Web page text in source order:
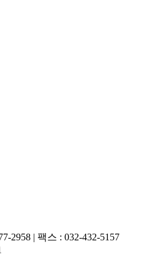
2958 | 팩스 : 032-432-5157